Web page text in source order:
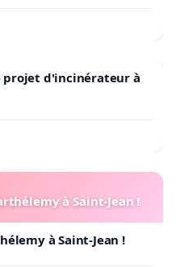
projet d'incinérateur à
à Saint-Jean !
à Saint-Jean !